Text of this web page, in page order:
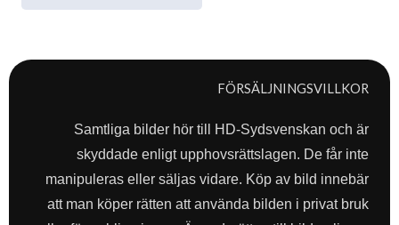
FÖRSÄLJNINGSVILLKOR
Samtliga bilder hör till HD-Sydsvenskan och är
skyddade enligt upphovsrättslagen. De får inte
manipuleras eller säljas vidare. Köp av bild innebär
att man köper rätten att använda bilden i privat bruk